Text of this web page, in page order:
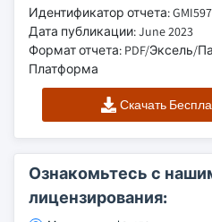
Идентификатор отчета:
Дата публикации: June 2023
Формат отчета: PDF/Эксель/
Платформа
Скачать
Ознакомьтесь с
лицензирования: